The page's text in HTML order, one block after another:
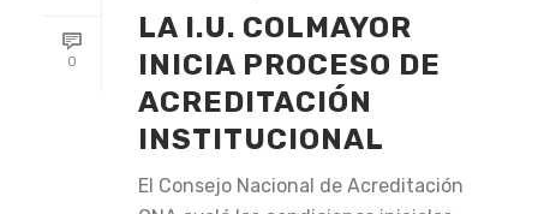
0
LA I.U. COLMAYOR
INICIA PROCESO DE
ACREDITACIÓN
INSTITUCIONAL
El Consejo Nacional de Acreditación